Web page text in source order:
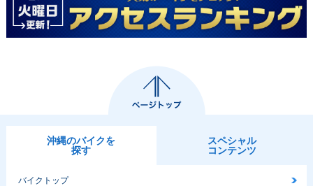
沖縄のバイクを
探す
スペシャル
コンテンツ
バイクトップ